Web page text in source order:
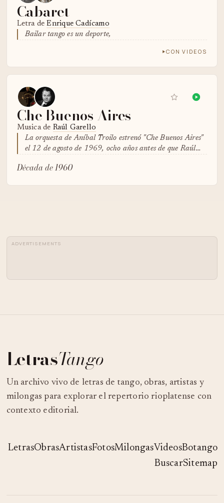
Cabaret
Letra deEnrique Cadícamo
Bailar tango es un deporte,
CON VIDEOS
Che Buenos Aires
Musica de Raúl Garello
La orquesta de Aníbal Troilo estrenó "Che Buenos Aires"
el 12 de agosto de 1969, ocho años antes de que Raúl…
Década de 1960
ADVERTISEMENTS
LetrasTango
Un archivo vivo de letras de tango, obras, artistas y
milongas para explorar el repertorio rioplatense con
contexto editorial.
LetrasObrasArtistasFotosMilongasVideosBotango
BuscarSitemap